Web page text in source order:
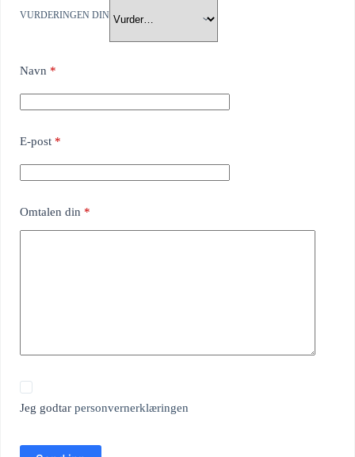
VURDERINGEN DIN
Navn *
E-post *
Omtalen din *
Jeg godtar personvernerklæringen